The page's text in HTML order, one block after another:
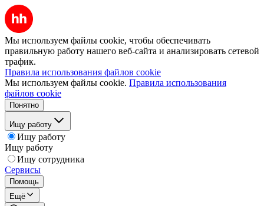
Мы используем файлы cookie, чтобы обеспечивать
правильную работу нашего веб-сайта и анализировать сетевой
трафик.
Правила использования файлов cookie
Мы используем файлы cookie. Правила использования
файлов cookie
Понятно
Ищу работу
Ищу работу
Ищу работу
Ищу сотрудника
Сервисы
Помощь
Ещё